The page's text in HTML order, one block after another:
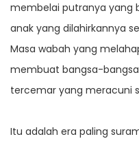
membelai putranya yang
anak yang dilahirkannya
Masa wabah yang
membuat bangsa-
tercemar yang meracuni
Itu adalah era paling